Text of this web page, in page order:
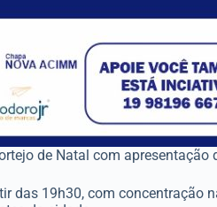
de Natal com
das 19h30, com